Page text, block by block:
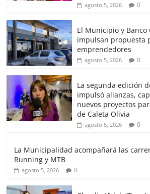
agosto 5, 2026 0
El Municipio y Banco
impulsan propuesta
emprendedores
agosto 5, 2026 0
La segunda edición
impulsó alianzas,
nuevos proyectos
de Caleta Olivia
agosto 5, 2026 0
La Municipalidad acompañará las
Running y MTB
agosto 5, 2026 0